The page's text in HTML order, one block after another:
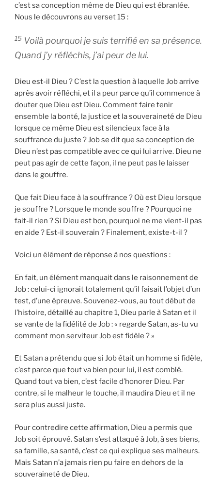
c’est sa conception même de Dieu qui est ébranlée.
Nous le découvrons au verset 15 :
15 Voilà pourquoi je suis terrifié en sa présence.
Quand j’y réfléchis, j’ai peur de lui.
Dieu est-il Dieu ? C’est la question à laquelle Job arrive
après avoir réfléchi, et il a peur parce qu’il commence à
douter que Dieu est Dieu. Comment faire tenir
ensemble la bonté, la justice et la souveraineté de Dieu
lorsque ce même Dieu est silencieux face à la
souffrance du juste ? Job se dit que sa conception de
Dieu n’est pas compatible avec ce qui lui arrive. Dieu ne
peut pas agir de cette façon, il ne peut pas le laisser
dans le gouffre.
Que fait Dieu face à la souffrance ? Où est Dieu lorsque
je souffre ? Lorsque le monde souffre ? Pourquoi ne
fait-il rien ? Si Dieu est bon, pourquoi ne me vient-il pas
en aide ? Est-il souverain ? Finalement, existe-t-il ?
Voici un élément de réponse à nos questions :
En fait, un élément manquait dans le raisonnement de
Job : celui-ci ignorait totalement qu’il faisait l’objet d’un
test, d’une épreuve. Souvenez-vous, au tout début de
l’histoire, détaillé au chapitre 1, Dieu parle à Satan et il
se vante de la fidélité de Job : « regarde Satan, as-tu vu
comment mon serviteur Job est fidèle ? »
Et Satan a prétendu que si Job était un homme si fidèle,
c’est parce que tout va bien pour lui, il est comblé.
Quand tout va bien, c’est facile d’honorer Dieu. Par
contre, si le malheur le touche, il maudira Dieu et il ne
sera plus aussi juste.
Pour contredire cette affirmation, Dieu a permis que
Job soit éprouvé. Satan s’est attaqué à Job, à ses biens,
sa famille, sa santé, c’est ce qui explique ses malheurs.
Mais Satan n’a jamais rien pu faire en dehors de la
souveraineté de Dieu.